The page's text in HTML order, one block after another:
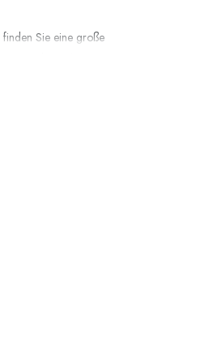
finden Sie eine große